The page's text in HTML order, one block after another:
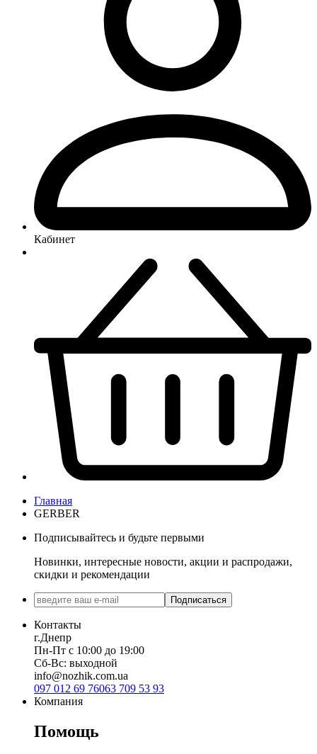
Кабинет
Главная
GERBER
Подписывайтесь и будьте первыми
Новинки, интересные новости, акции и распродажи,
скидки и рекомендации
Подписаться
Контакты
г.Днепр
Пн-Пт с 10:00 до 19:00
Сб-Вс: выходной
info@nozhik.com.ua
097 012 69 76063 709 53 93
Компания
Помощь